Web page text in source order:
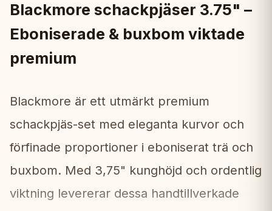
Blackmore schackpjäser 3.75" –
Eboniserade & buxbom viktade
premium
Blackmore är ett utmärkt premium
schackpjäs-set med eleganta kurvor och
förfinade proportioner i eboniserat trä och
buxbom. Med 3,75" kunghöjd och ordentlig
viktning levererar dessa handtillverkade